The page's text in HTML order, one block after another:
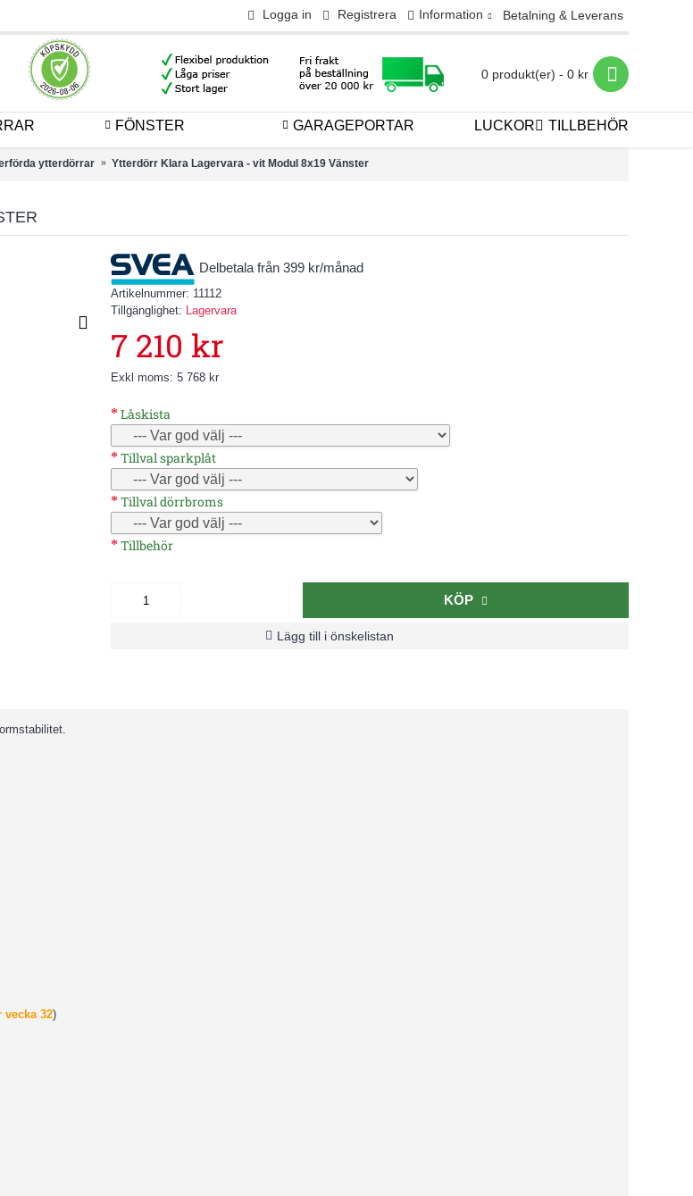
Logga in Registrera Information Betalning & Leverans
0 produkt(er) - 0 kr
FÖNSTER GARAGEPORTAR LUCKOR TILLBEHÖR
ytterdörrar Ytterdörr Klara Lagervara - vit Modul 8x19 Vänster
Delbetala från 399 kr/månad
Artikelnummer: 11112
Tillgänglighet: Lagervara
7 210 kr
Exkl moms: 5 768 kr
Låskista
Tillval sparkplåt
Tillval dörrbroms
Tillbehör
KÖP
Lägg till i önskelistan
vecka 32)